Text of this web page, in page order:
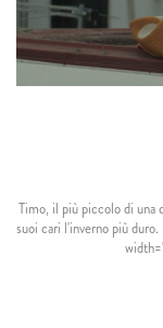
Timo, il più piccolo di una
suoi cari l'inverno più